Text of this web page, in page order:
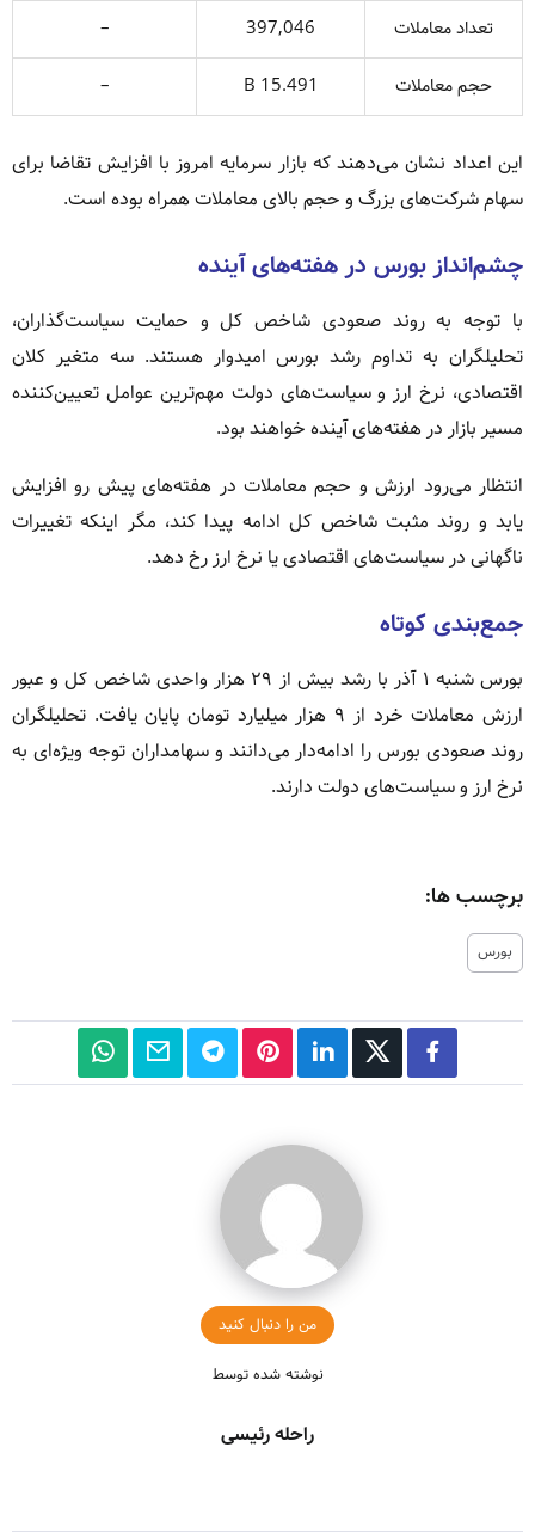
تعداد معاملات 397,046
–
حجم معاملات
15.491 B
–
این اعداد نشان می‌دهند که بازار سرمایه امروز با افزایش تقاضا برای
سهام شرکت‌های بزرگ و حجم بالای معاملات همراه بوده است.
چشم‌انداز بورس در هفته‌های آینده
با توجه به روند صعودی شاخص کل و حمایت سیاست‌گذاران،
تحلیلگران به تداوم رشد بورس امیدوار هستند. سه متغیر کلان
اقتصادی، نرخ ارز و سیاست‌های دولت مهم‌ترین عوامل تعیین‌کننده
مسیر بازار در هفته‌های آینده خواهند بود.
انتظار می‌رود ارزش و حجم معاملات در هفته‌های پیش رو افزایش
یابد و روند مثبت شاخص کل ادامه پیدا کند، مگر اینکه تغییرات
ناگهانی در سیاست‌های اقتصادی یا نرخ ارز رخ دهد.
جمع‌بندی کوتاه
بورس شنبه ۱ آذر با رشد بیش از ۲۹ هزار واحدی شاخص کل و عبور
ارزش معاملات خرد از ۹ هزار میلیارد تومان پایان یافت. تحلیلگران
روند صعودی بورس را ادامه‌دار می‌دانند و سهامداران توجه ویژه‌ای به
نرخ ارز و سیاست‌های دولت دارند.
برچسب ها:
بورس
من را دنبال کنید
نوشته شده توسط
راحله رئیسی